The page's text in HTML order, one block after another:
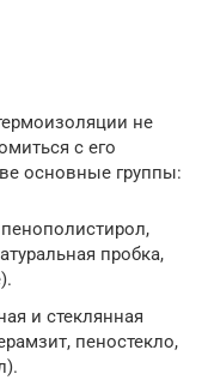
не
с его
основные группы:
пробка,
и стеклянная
пеностекло,